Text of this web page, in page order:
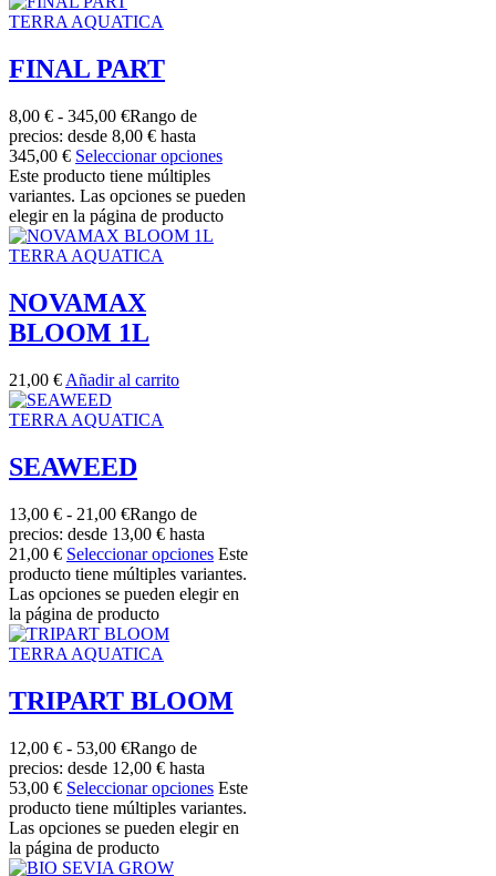
TERRA AQUATICA
FINAL PART
8,00 € - 345,00 €Rango de
precios: desde 8,00 € hasta
345,00 € Seleccionar opciones
Este producto tiene múltiples
variantes. Las opciones se pueden
elegir en la página de producto
TERRA AQUATICA
NOVAMAX
BLOOM 1L
21,00 € Añadir al carrito
TERRA AQUATICA
SEAWEED
13,00 € - 21,00 €Rango de
precios: desde 13,00 € hasta
21,00 € Seleccionar opciones Este
producto tiene múltiples variantes.
Las opciones se pueden elegir en
la página de producto
TERRA AQUATICA
TRIPART BLOOM
12,00 € - 53,00 €Rango de
precios: desde 12,00 € hasta
53,00 € Seleccionar opciones Este
producto tiene múltiples variantes.
Las opciones se pueden elegir en
la página de producto